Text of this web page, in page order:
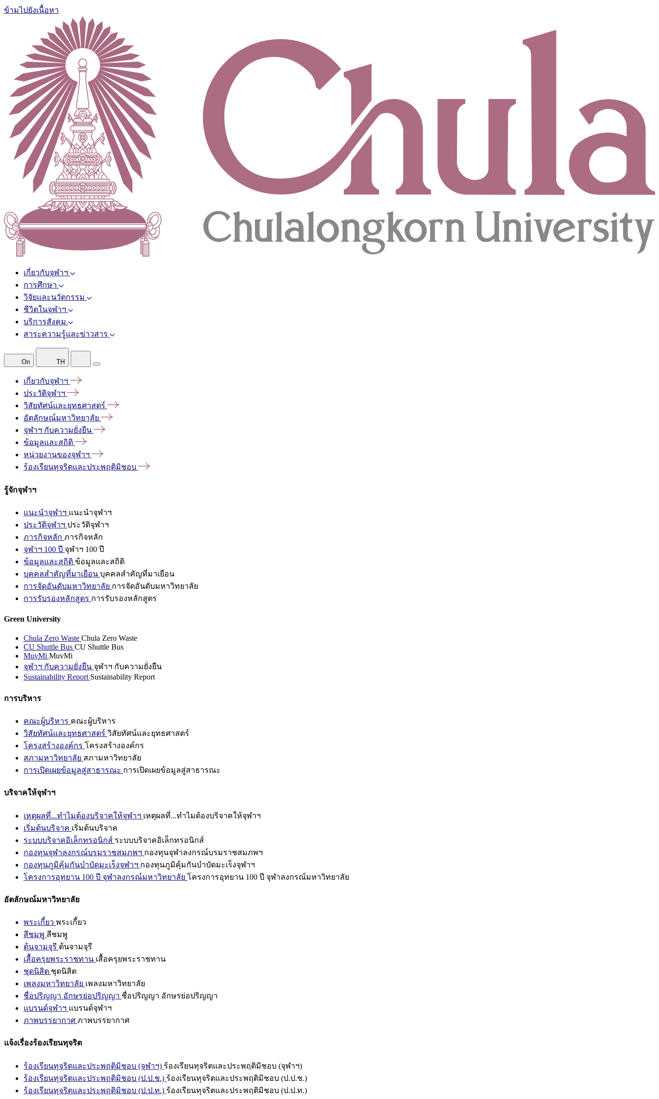
ข้ามไปยังเนื้อหา
เกี่ยวกับจุฬาฯ
การศึกษา
วิจัยและนวัตกรรม
ชีวิตในจุฬาฯ
บริการสังคม
สาระความรู้และข่าวสาร
On TH
เกี่ยวกับจุฬาฯ
ประวัติจุฬาฯ
วิสัยทัศน์และยุทธศาสตร์
อัตลักษณ์มหาวิทยาลัย
จุฬาฯ กับความยั่งยืน
ข้อมูลและสถิติ
หน่วยงานของจุฬาฯ
ร้องเรียนทุจริตและประพฤติมิชอบ
รู้จักจุฬาฯ
แนะนำจุฬาฯ แนะนำจุฬาฯ
ประวัติจุฬาฯ ประวัติจุฬาฯ
ภารกิจหลัก ภารกิจหลัก
จุฬาฯ 100 ปี จุฬาฯ 100 ปี
ข้อมูลและสถิติ ข้อมูลและสถิติ
บุคคลสำคัญที่มาเยือน บุคคลสำคัญที่มาเยือน
การจัดอันดับมหาวิทยาลัย การจัดอันดับมหาวิทยาลัย
การรับรองหลักสูตร การรับรองหลักสูตร
Green University
Chula Zero Waste Chula Zero Waste
CU Shuttle Bus CU Shuttle Bus
MuvMi MuvMi
จุฬาฯ กับความยั่งยืน จุฬาฯ กับความยั่งยืน
Sustainability Report Sustainability Report
การบริหาร
คณะผู้บริหาร คณะผู้บริหาร
วิสัยทัศน์และยุทธศาสตร์ วิสัยทัศน์และยุทธศาสตร์
โครงสร้างองค์กร โครงสร้างองค์กร
สภามหาวิทยาลัย สภามหาวิทยาลัย
การเปิดเผยข้อมูลสู่สาธารณะ การเปิดเผยข้อมูลสู่สาธารณะ
บริจาคให้จุฬาฯ
เหตุผลที่...ทำไมต้องบริจาคให้จุฬาฯ เหตุผลที่...ทำไมต้องบริจาคให้จุฬาฯ
เริ่มต้นบริจาค เริ่มต้นบริจาค
ระบบบริจาคอิเล็กทรอนิกส์ ระบบบริจาคอิเล็กทรอนิกส์
กองทุนจุฬาลงกรณ์บรมราชสมภพฯ กองทุนจุฬาลงกรณ์บรมราชสมภพฯ
กองทุนภูมิคุ้มกันบำบัดมะเร็งจุฬาฯ กองทุนภูมิคุ้มกันบำบัดมะเร็งจุฬาฯ
โครงการอุทยาน 100 ปี จุฬาลงกรณ์มหาวิทยาลัย โครงการอุทยาน 100 ปี จุฬาลงกรณ์มหาวิทยาลัย
อัตลักษณ์มหาวิทยาลัย
พระเกี้ยว พระเกี้ยว
สีชมพู สีชมพู
ต้นจามจุรี ต้นจามจุรี
เสื้อครุยพระราชทาน เสื้อครุยพระราชทาน
ชุดนิสิต ชุดนิสิต
เพลงมหาวิทยาลัย เพลงมหาวิทยาลัย
ชื่อปริญญา อักษรย่อปริญญา ชื่อปริญญา อักษรย่อปริญญา
แบรนด์จุฬาฯ แบรนด์จุฬาฯ
ภาพบรรยากาศ ภาพบรรยากาศ
แจ้งเรื่องร้องเรียนทุจริต
ร้องเรียนทุจริตและประพฤติมิชอบ (จุฬาฯ) ร้องเรียนทุจริตและประพฤติมิชอบ (จุฬาฯ)
ร้องเรียนทุจริตและประพฤติมิชอบ (ป.ป.ช.) ร้องเรียนทุจริตและประพฤติมิชอบ (ป.ป.ช.)
ร้องเรียนทุจริตและประพฤติมิชอบ (ป.ป.ท.) ร้องเรียนทุจริตและประพฤติมิชอบ (ป.ป.ท.)